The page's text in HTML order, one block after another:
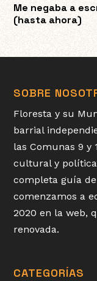
Me negaba a
(hasta ahora)
SOBRE
Floresta y su
barrial
las Comunas 9 y
cultural y
completa guía
comenzamos a
2020 en la web,
renovada.
CATEGORÍAS